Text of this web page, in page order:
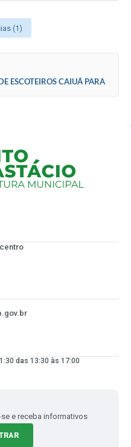
(1)
ESCOTEIROS CAIUÁ PARA
centro
das 13:30 às 17:00
se e receba informativos